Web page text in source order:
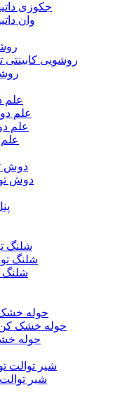
جکوزی
وان
روشویی کابینتی
علم
علم
علم
دوش
دوش
شلنگ
شلنگ
شلنگ
حوله
حوله خشک کن
حوله
شیر توالت
شیر